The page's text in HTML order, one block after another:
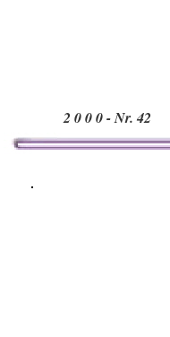
2 0 0 0 - Nr. 42